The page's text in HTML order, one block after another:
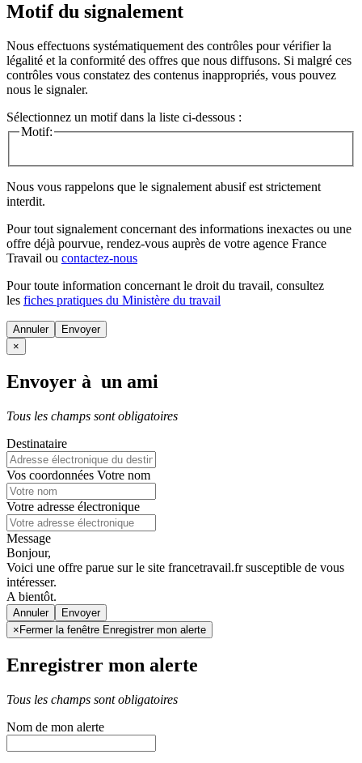
Motif du signalement
Nous effectuons systématiquement des contrôles pour vérifier la
légalité et la conformité des offres que nous diffusons. Si malgré ces
contrôles vous constatez des contenus inappropriés, vous pouvez
nous le signaler.
Sélectionnez un motif dans la liste ci-dessous :
Motif:
Nous vous rappelons que le signalement abusif est strictement
interdit.
Pour tout signalement concernant des informations inexactes ou une
offre déjà pourvue, rendez-vous auprès de votre agence France
Travail ou contactez-nous
Pour toute information concernant le droit du travail, consultez
les fiches pratiques du Ministère du travail
Annuler
×
Envoyer à un ami
Tous les champs sont obligatoires
Destinataire
Vos coordonnées Votre nom
Votre adresse électronique
Message
Bonjour,
Voici une offre parue sur le site francetravail.fr susceptible de vous
intéresser.
A bientôt.
Annuler
× Fermer la fenêtre Enregistrer mon alerte
Enregistrer mon alerte
Tous les champs sont obligatoires
Nom de mon alerte